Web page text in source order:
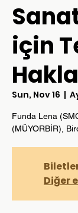
için
Sun, Nov 16
  |
Funda Lena
(MÜYORBİR),
Diğer